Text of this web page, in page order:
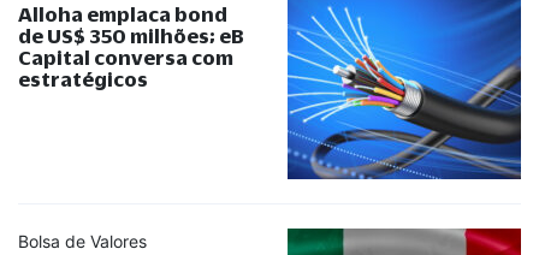
Alloha emplaca bond
de US$ 350 milhões; eB
Capital conversa com
estratégicos
Bolsa de Valores